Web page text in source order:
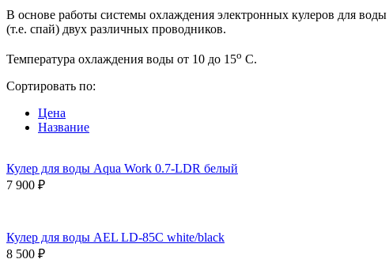
В основе работы системы охлаждения электронных кулеров для воды
(т.е. спай) двух различных проводников.
Температура охлаждения воды от 10 до 15o C.
Сортировать по:
Цена
Название
Кулер для воды Aqua Work 0.7-LDR белый
7 900 ₽
Кулер для воды AEL LD-85C white/black
8 500 ₽